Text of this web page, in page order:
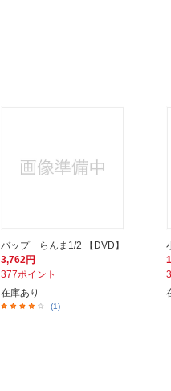
バップ らんま1/2 【DVD】
3,762円
377ポイント
在庫あり
(1)